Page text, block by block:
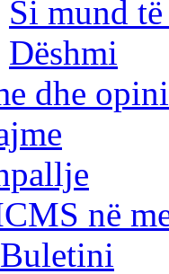
Si mund
Dëshmi
dhe
në